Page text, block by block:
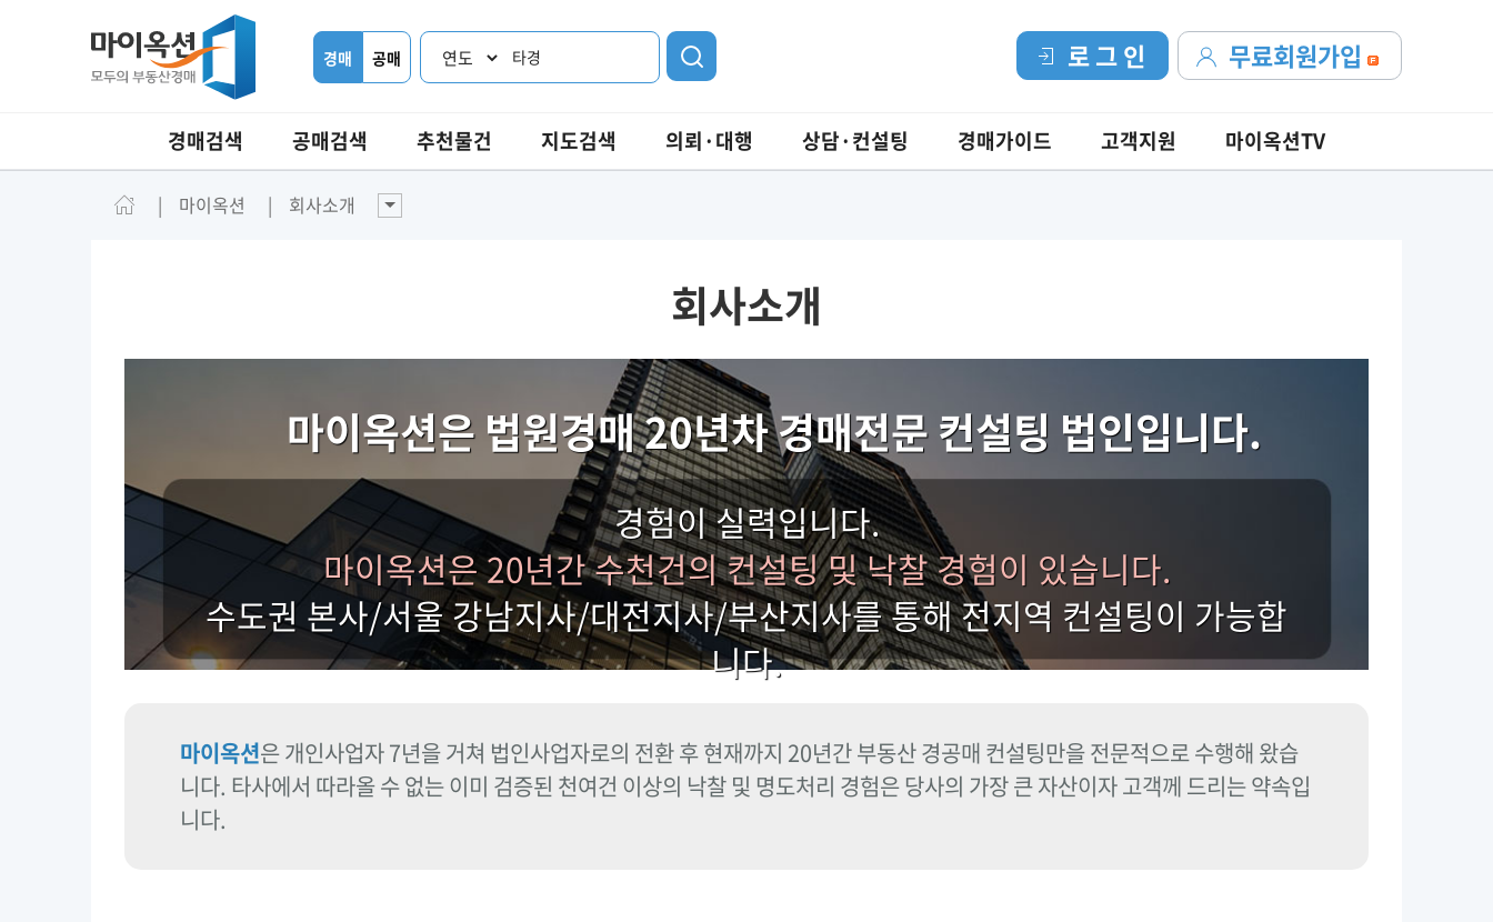
경매 공매 타경 무료회원가입
로 그 인
경매검색 공매검색 추천물건 지도검색 의뢰·대행 상담·컨설팅 경매가이드 고객지원 마이옥션TV
마이옥션 회사소개
회사소개
마이옥션은 법원경매 20년차 경매전문 컨설팅 법인입니다.
경험이 실력입니다.
마이옥션은 20년간 수천건의 컨설팅 및 낙찰 경험이 있습니다.
수도권 본사/서울 강남지사/대전지사/부산지사를 통해 전지역 컨설팅이 가능합
니다.
마이옥션은 개인사업자 7년을 거쳐 법인사업자로의 전환 후 현재까지 20년간 부동산 경공매 컨설팅만을 전문적으로 수행해 왔습
니다. 타사에서 따라올 수 없는 이미 검증된 천여건 이상의 낙찰 및 명도처리 경험은 당사의 가장 큰 자산이자 고객께 드리는 약속입
니다.